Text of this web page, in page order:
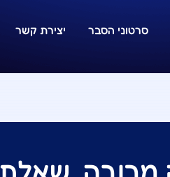
סרטוני הסבר יצירת קשר